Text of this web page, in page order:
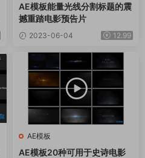
AE模板能量光线分割标题的震
撼重踏电影预告片
2023-06-04 12.99
AE模板
AE模板20种可用于史诗电影